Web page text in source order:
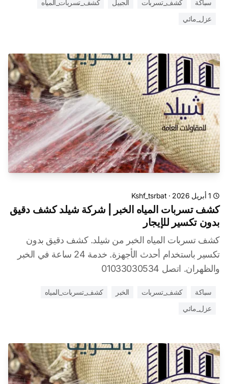
سباكة كشف_تسربات الجبيل
كشف_تسربات_المياه
عزل_مائي
1 أبريل 2026 ·
Kshf_tsrbat
كشف تسربات المياه الخبر | شركة شيلد كشف دقيق
بدون تكسير للإيجار
كشف تسربات المياه الخبر من شيلد. كشف دقيق بدون
تكسير باستخدام أحدث الأجهزة. خدمة 24 ساعة في الخبر
والظهران. اتصل 01033030534
سباكة كشف_تسربات الخبر
كشف_تسربات_المياه
عزل_مائي